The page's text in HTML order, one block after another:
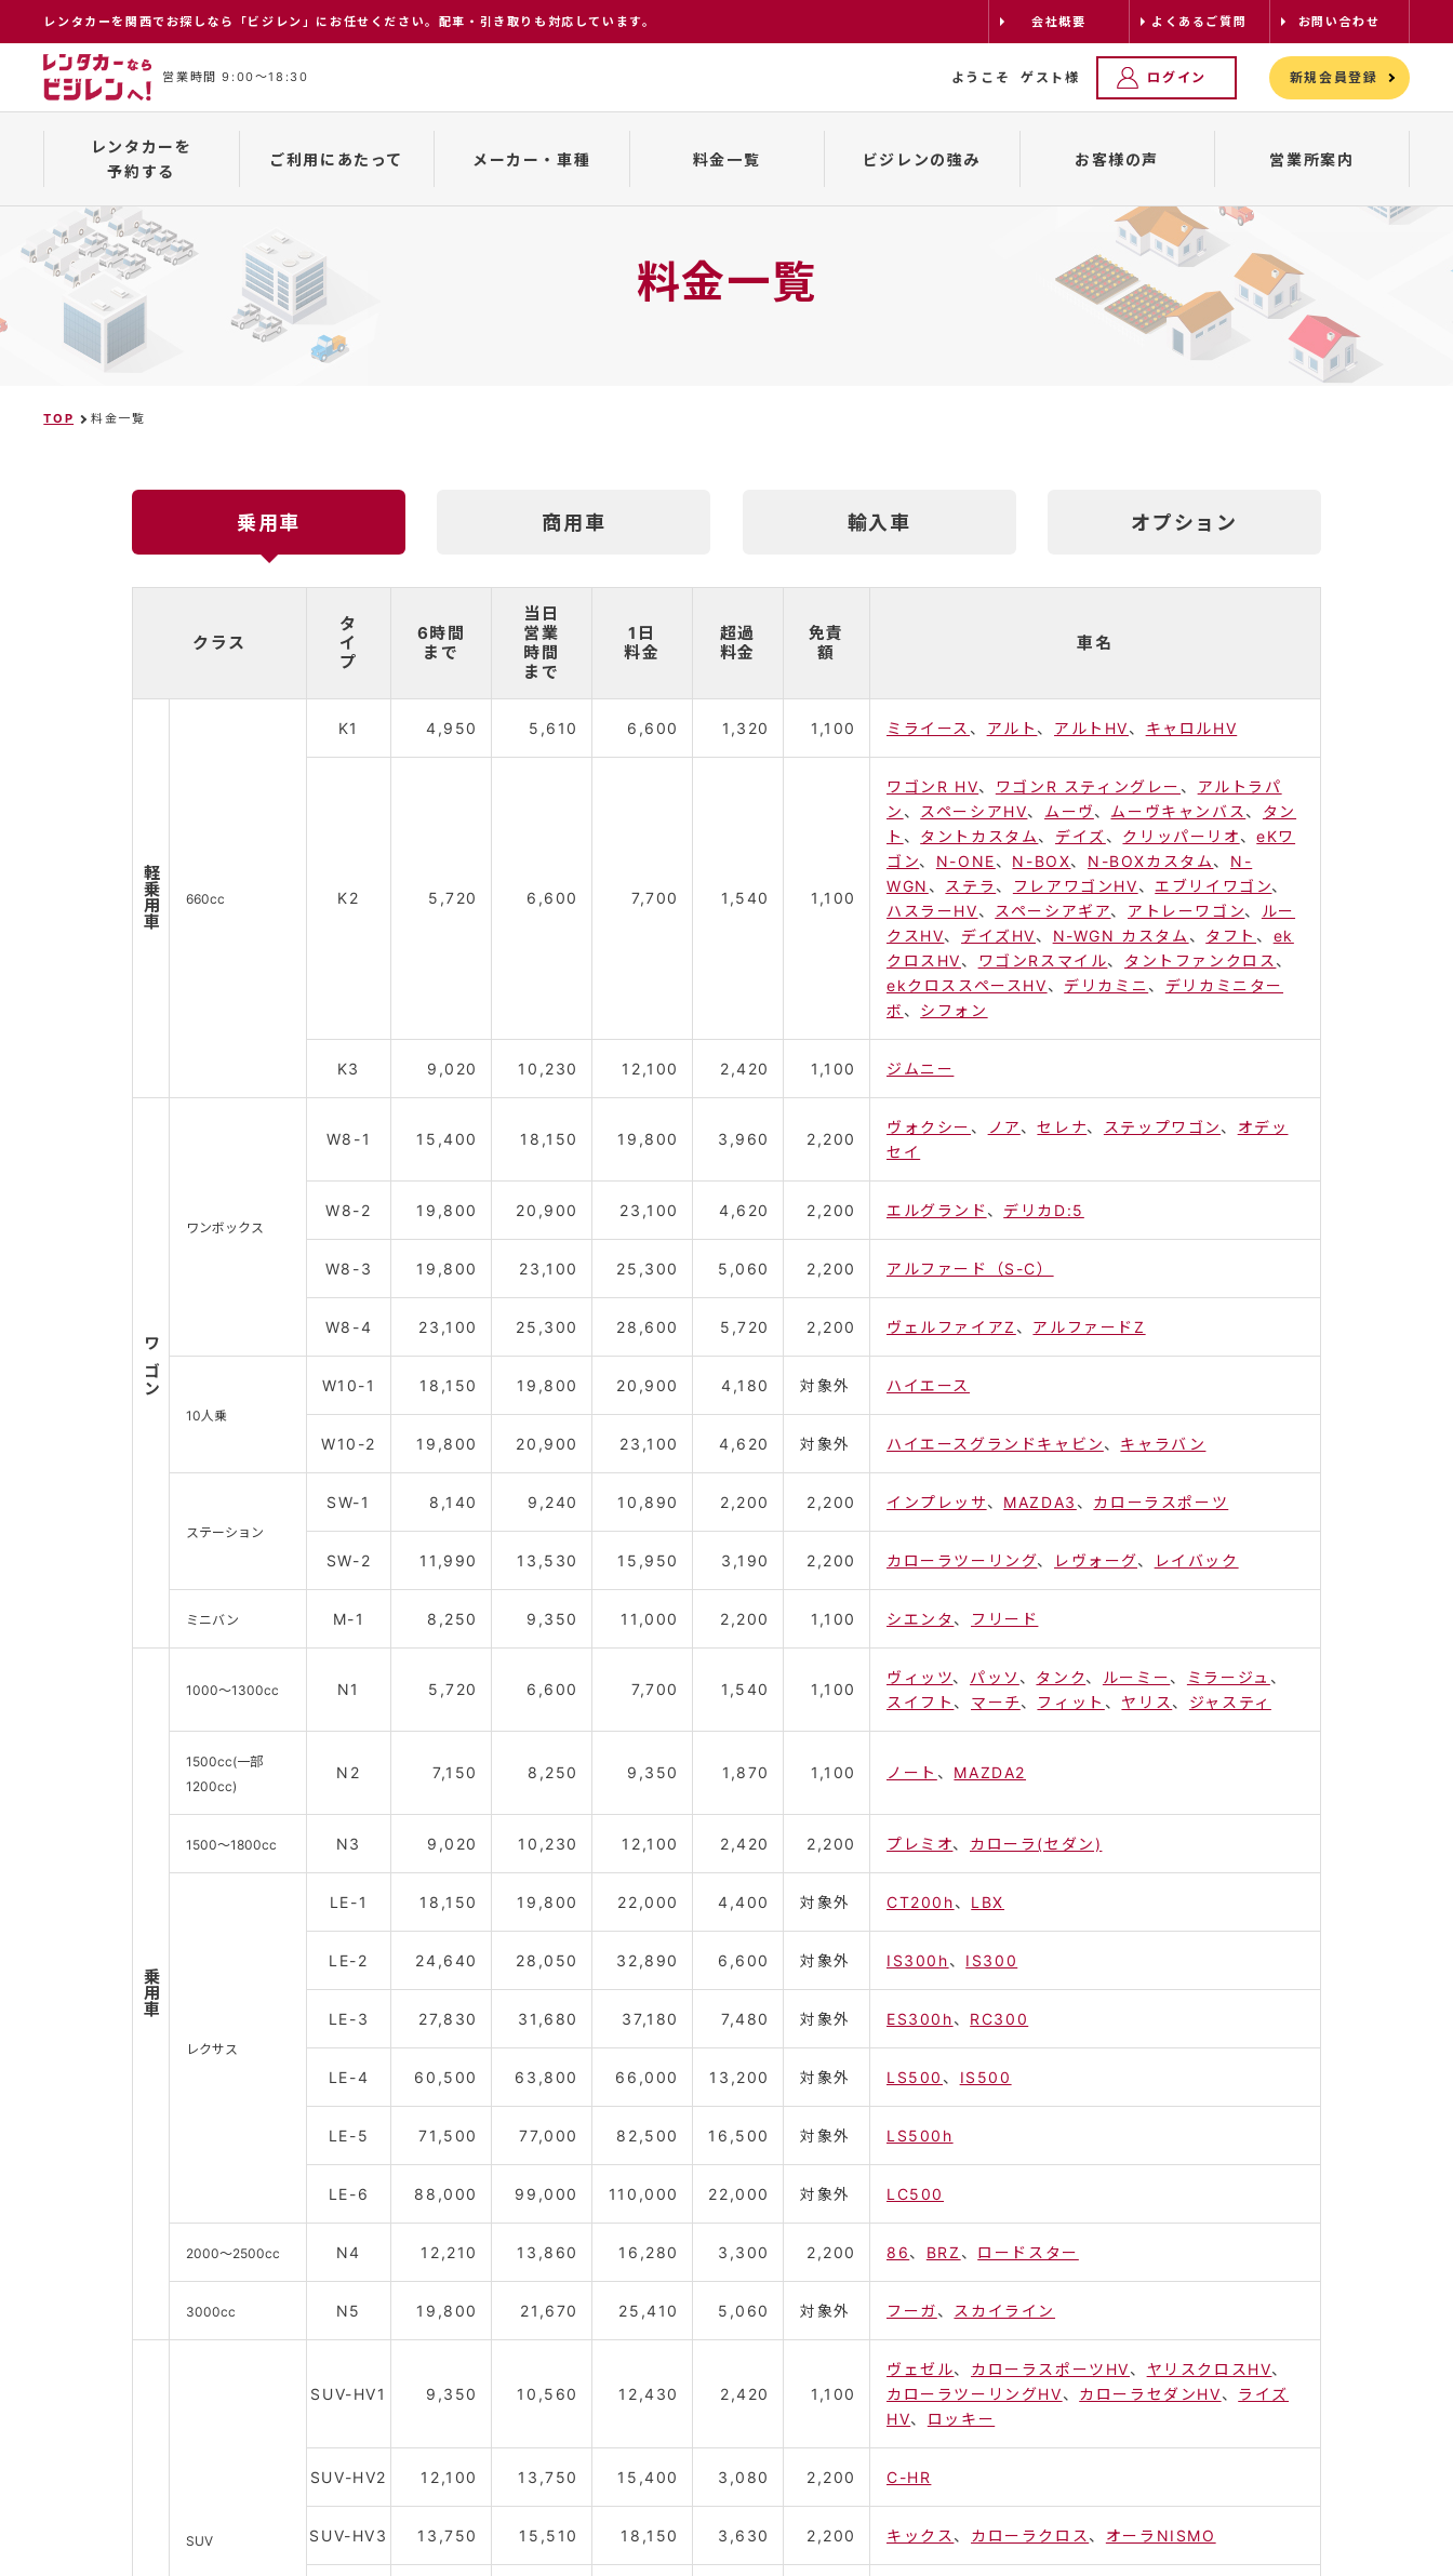
レンタカーを関⻄でお探しなら「ビジレン」にお任せください。配⾞・引き取りも対応しています。 会社概要 よくあるご質問 お問い合わせ
営業時間 9:00〜18:30 ようこそ ゲスト様 ログイン 新規会員登録
レンタカーを
予約する
インターネット予約について レンタカーの配車について
ご利用にあたって
保険補償制度
メーカー・車種
メーカー一覧
料金一覧 ビジレンの強み お客様の声 営業所案内
料金一覧
TOP 料金一覧
乗用車 商用車 輸入車 オプション
クラス
タ
イ
プ
6時間
まで
当日
営業
時間
まで
1日
料金
超過
料金
免責
額
車名
軽乗用車 660cc
K1 4,950 5,610 6,600 1,320 1,100 ミライース 、 アルト 、 アルトHV、 キャロルHV
K2 5,720 6,600 7,700 1,540 1,100
ワゴンR HV、 ワゴンR スティングレー 、 アルトラパ
ン 、 スペーシアHV、 ムーヴ、 ムーヴキャンバス 、 タン
ト 、 タントカスタム、 デイズ、 クリッパーリオ、eKワ
ゴン、 N-ONE、 N-BOX、 N-BOXカスタム、 N-
WGN 、 ステラ 、 フレアワゴンHV、エブリイワゴン、
ハスラーHV、 スペーシアギア、 アトレーワゴン、
ルー
クスHV、 デイズHV、 N-WGN カスタム 、 タフト 、 ek
クロスHV、 ワゴンRスマイル、 タントファンクロス 、
ekクロススペースHV、 デリカミニ、 デリカミニター
ボ 、 シフォン
K3 9,020 10,230 12,100 2,420 1,100 ジムニー
ワゴン
ワンボックス
W8-1 15,400 18,150 19,800 3,960 2,200
ヴォクシー 、 ノア、セレナ、 ステップワゴン、 オデッ
セイ
W8-2 19,800 20,900 23,100 4,620 2,200 エルグランド、 デリカD:5
W8-3 19,800 23,100 25,300 5,060 2,200 アルファード（S-C）
W8-4 23,100 25,300 28,600 5,720 2,200 ヴェルファイアZ 、 アルファードZ
10人乗
W10-1 18,150 19,800 20,900 4,180 対象外 ハイエース
W10-2 19,800 20,900 23,100 4,620 対象外 ハイエースグランドキャビン、 キャラバン
ステーション
SW-1 8,140 9,240 10,890 2,200 2,200 インプレッサ、 MAZDA3 、 カローラスポーツ
SW-2 11,990 13,530 15,950 3,190 2,200 カローラツーリング、 レヴォーグ、 レイバック
ミニバン M-1 8,250 9,350 11,000 2,200 1,100 シエンタ 、 フリード
乗用車
1000～1300cc N1 5,720 6,600 7,700 1,540 1,100
ヴィッツ、 パッソ 、 タンク、 ルーミー、 ミラージュ 、
スイフト 、 マーチ、 フィット 、 ヤリス 、 ジャスティ
1500cc(一部
1200cc)
N2 7,150 8,250 9,350 1,870 1,100 ノート 、 MAZDA2
1500～1800cc N3 9,020 10,230 12,100 2,420 2,200 プレミオ、 カローラ(セダン)
レクサス
LE-1 18,150 19,800 22,000 4,400 対象外 CT200h、 LBX
LE-2 24,640 28,050 32,890 6,600 対象外 IS300h、 IS300
LE-3 27,830 31,680 37,180 7,480 対象外 ES300h、 RC300
LE-4 60,500 63,800 66,000 13,200 対象外 LS500 、 IS500
LE-5 71,500 77,000 82,500 16,500 対象外 LS500h
LE-6 88,000 99,000 110,000 22,000 対象外 LC500
2000～2500cc N4 12,210 13,860 16,280 3,300 2,200 86、 BRZ 、 ロードスター
3000cc N5 19,800 21,670 25,410 5,060 対象外 フーガ、 スカイライン
SUV
SUV-HV1 9,350 10,560 12,430 2,420 1,100
ヴェゼル、 カローラスポーツHV、 ヤリスクロスHV、
カローラツーリングHV、 カローラセダンHV、 ライズ
HV、 ロッキー
SUV-HV2 12,100 13,750 15,400 3,080 2,200 C-HR
SUV-HV3 13,750 15,510 18,150 3,630 2,200 キックス 、 カローラクロス 、 オーラNISMO